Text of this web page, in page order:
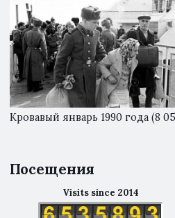
Кровавый январь 1990 года (8
Посещения
Visits since 2014